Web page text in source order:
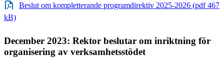
Beslut om kompletterande programdirektiv 2025-2026 (pdf 467
kB)
December 2023: Rektor beslutar om inriktning för
organisering av verksamhetsstödet